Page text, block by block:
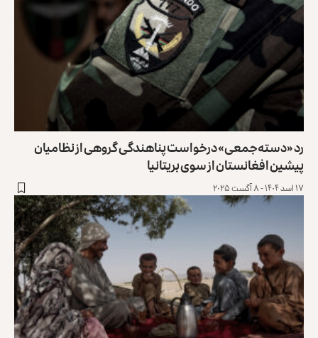
رد «دسته‌جمعی» درخواست پناهندگی گروهی از نظامیان
پیشین افغانستان از ‏سوی بریتانیا
۱۷ اسد ۱۴۰۴ - ۸ آگست ۲۰۲۵